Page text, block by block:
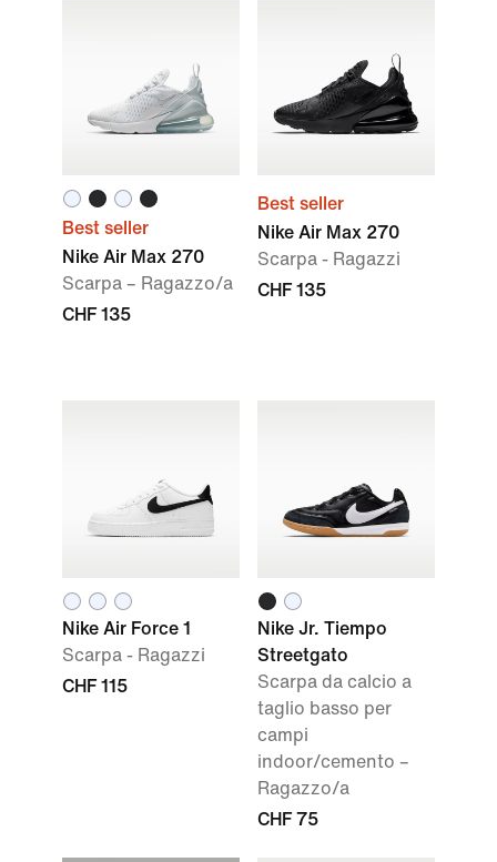
Best seller
Nike Air Max 270
Scarpa – Ragazzo/a
CHF 135
Best seller
Nike Air Max 270
Scarpa - Ragazzi
CHF 135
Nike Air Force 1
Scarpa - Ragazzi
CHF 115
Nike Jr. Tiempo
Streetgato
Scarpa da calcio a
taglio basso per
campi
indoor/cemento –
Ragazzo/a
CHF 75